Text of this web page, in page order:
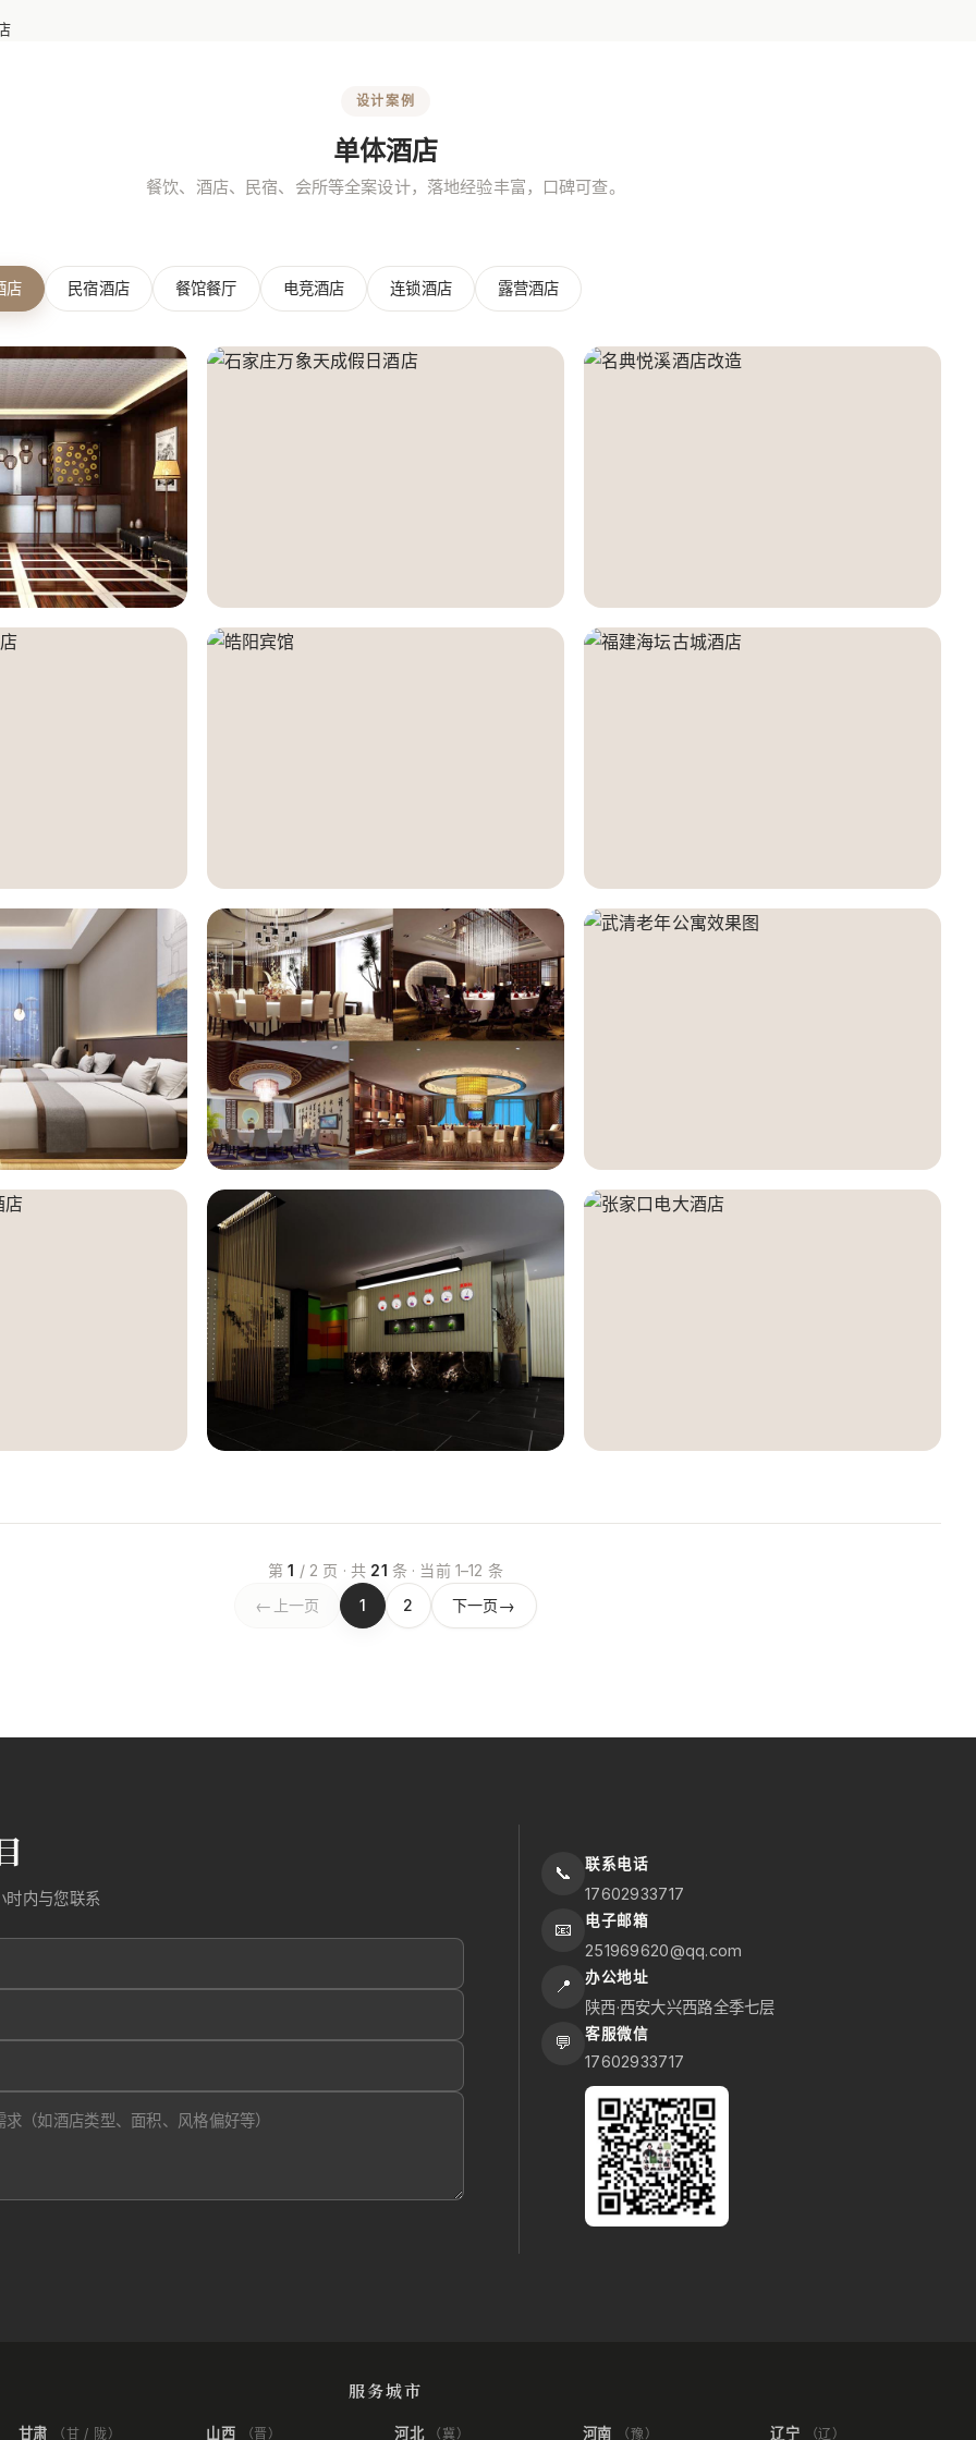
设计案例
单体酒店
餐饮、酒店、民宿、会所等全案设计，落地经验丰富，口碑可查。
店 民宿酒店 餐馆餐厅 电竞酒店 连锁酒店 露营酒店
第1 / 2 页 · 共 21 条 · 当前 1–12 条
← 上一页 1 2 下一页→
内与您联系
📞 联系电话
17602933717
📧 电子邮箱
251969620@qq.com
📍 办公地址
陕西·西安大兴西路全季七层
💬 客服微信
17602933717
服务城市
甘肃 （甘 / 陇） 山西 （晋） 河北 （冀） 河南 （豫） 辽宁 （辽）